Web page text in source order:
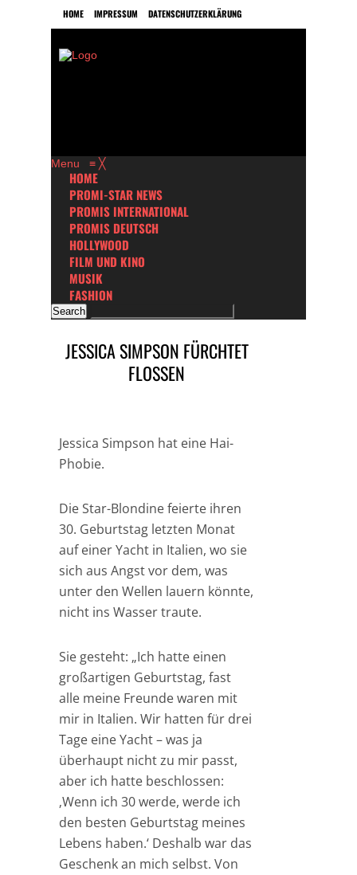
HOME IMPRESSUM DATENSCHUTZERKLÄRUNG
Menu ≡ ╳
HOME
PROMI-STAR NEWS
PROMIS INTERNATIONAL
PROMIS DEUTSCH
HOLLYWOOD
FILM UND KINO
MUSIK
FASHION
JESSICA SIMPSON FÜRCHTET
FLOSSEN
Jessica Simpson hat eine Hai-
Phobie.
Die Star-Blondine feierte ihren
30. Geburtstag letzten Monat
auf einer Yacht in Italien, wo sie
sich aus Angst vor dem, was
unter den Wellen lauern könnte,
nicht ins Wasser traute.
Sie gesteht: „Ich hatte einen
großartigen Geburtstag, fast
alle meine Freunde waren mit
mir in Italien. Wir hatten für drei
Tage eine Yacht – was ja
überhaupt nicht zu mir passt,
aber ich hatte beschlossen:
‚Wenn ich 30 werde, werde ich
den besten Geburtstag meines
Lebens haben.‘ Deshalb war das
Geschenk an mich selbst. Von